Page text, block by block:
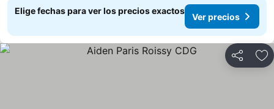
Elige fechas para ver los precios exactos
Ver precios
Compartir